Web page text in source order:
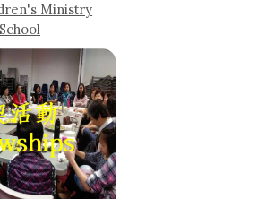
Ministry